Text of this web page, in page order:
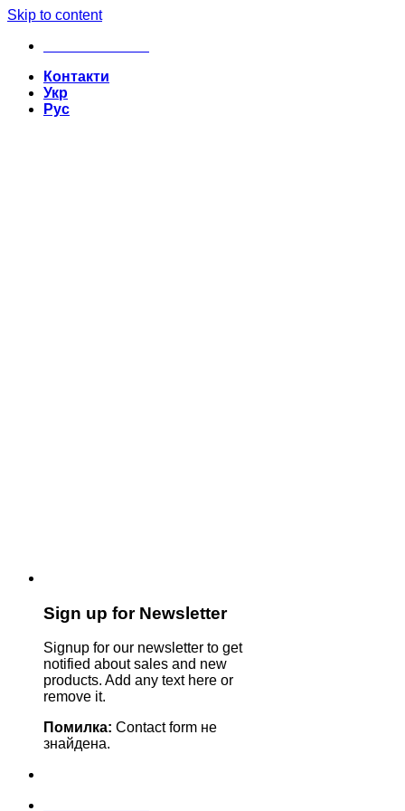
Skip to content
Контакти
Укр
Рус
Sign up for Newsletter
Signup for our newsletter to get
notified about sales and new
products. Add any text here or
remove it.
Помилка: Contact form не
знайдена.